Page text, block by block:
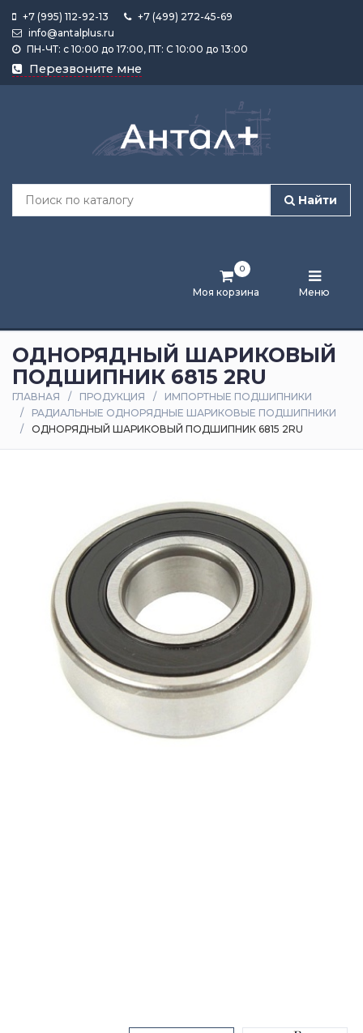
+7 (995) 112-92-13
+7 (499) 272-45-69
info@antalplus.ru
ПН-ЧТ: с 10:00 до 17:00, ПТ: С 10:00 до 13:00
Перезвоните мне
Найти
Моя корзина
0
Меню
Каталог
продукции
Лента
и
статьи
Оплата
доставка
ОДНОРЯДНЫЙ ШАРИКОВЫЙ
ПОДШИПНИК 6815 2RU
ГЛАВНАЯ ПРОДУКЦИЯ
ИМПОРТНЫЕ ПОДШИПНИКИ
РАДИАЛЬНЫЕ ОДНОРЯДНЫЕ ШАРИКОВЫЕ ПОДШИПНИКИ
ОДНОРЯДНЫЙ ШАРИКОВЫЙ ПОДШИПНИК 6815 2RU